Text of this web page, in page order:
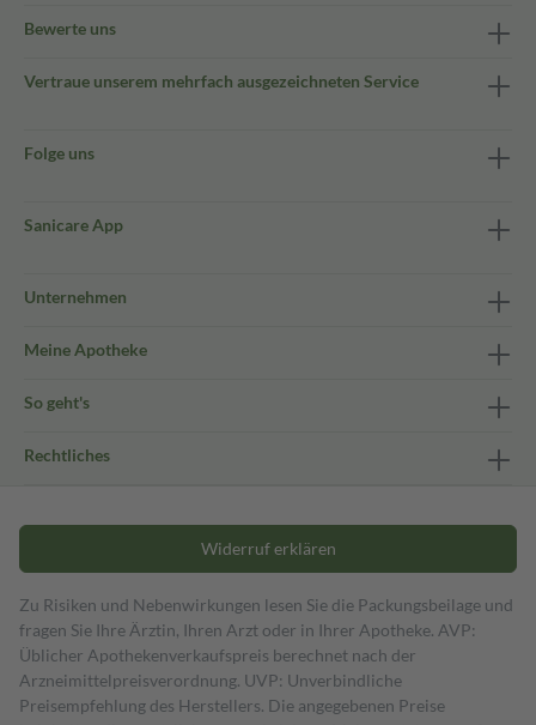
Bewerte uns
Vertraue unserem mehrfach ausgezeichneten Service
Folge uns
Sanicare App
Unternehmen
Meine Apotheke
So geht's
Rechtliches
Widerruf erklären
Zu Risiken und Nebenwirkungen lesen Sie die Packungsbeilage und
fragen Sie Ihre Ärztin, Ihren Arzt oder in Ihrer Apotheke. AVP:
Üblicher Apothekenverkaufspreis berechnet nach der
Arzneimittelpreisverordnung. UVP: Unverbindliche
Preisempfehlung des Herstellers. Die angegebenen Preise